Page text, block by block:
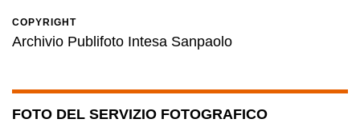
COPYRIGHT
Archivio Publifoto Intesa Sanpaolo
FOTO DEL SERVIZIO FOTOGRAFICO